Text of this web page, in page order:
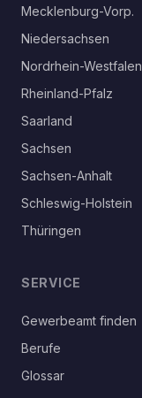
Mecklenburg-Vorp.
Niedersachsen
Nordrhein-Westfalen
Rheinland-Pfalz
Saarland
Sachsen
Sachsen-Anhalt
Schleswig-Holstein
Thüringen
SERVICE
Gewerbeamt finden
Berufe
Glossar